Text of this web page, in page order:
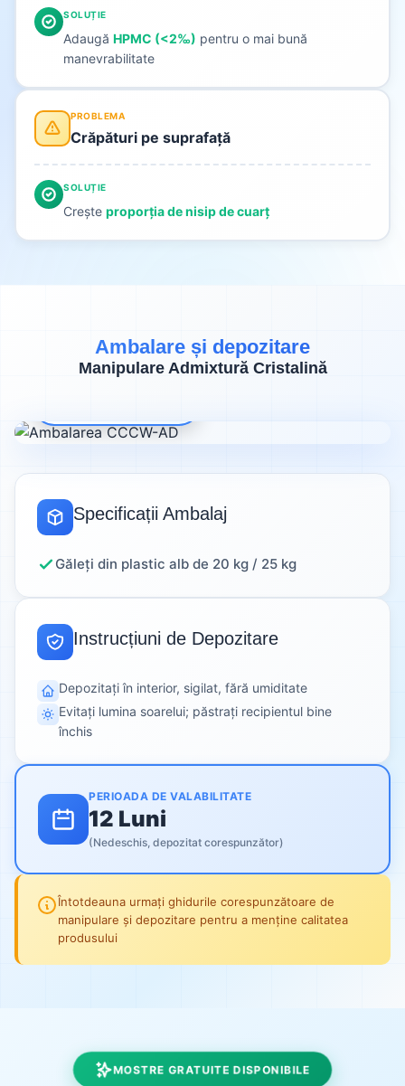
SOLUȚIE
Adaugă HPMC (<2‰) pentru o mai bună
manevrabilitate
PROBLEMA
Crăpături pe suprafață
SOLUȚIE
Crește proporția de nisip de cuarț
Ambalare și depozitare
Manipulare Admixtură Cristalină
Specificații Ambalaj
Găleți din plastic alb de 20 kg / 25 kg
Instrucțiuni de Depozitare
Depozitați în interior, sigilat, fără umiditate
Evitați lumina soarelui; păstrați recipientul bine
închis
PERIOADA DE VALABILITATE
12 Luni
(Nedeschis, depozitat corespunzător)
Întotdeauna urmați ghidurile corespunzătoare de
manipulare și depozitare pentru a menține calitatea
produsului
MOSTRE GRATUITE DISPONIBILE